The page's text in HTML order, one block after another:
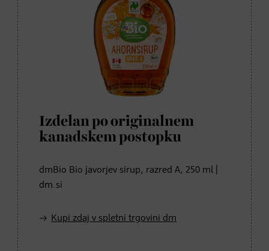
Izdelan po originalnem
kanadskem postopku
dmBio Bio javorjev sirup, razred A, 250 ml |
dm.si
Kupi zdaj v spletni trgovini dm